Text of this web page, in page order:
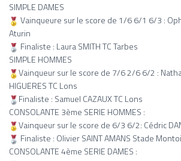
SIMPLE DAMES
Vainqueure sur le score de 1/6 6/1 6/3 :
Aturin
Finaliste : Laura SMITH TC Tarbes
SIMPLE HOMMES
Vainqueur sur le score de 7/6 2/6 6/2 :
HIGUERES TC Lons
Finaliste : Samuel CAZAUX TC Lons
CONSOLANTE 3ème SERIE HOMMES :
Vainqueur sur le score de 6/3 6/2: Cédric
Finaliste : Olivier SAINT AMANS Stade
CONSOLANTE 4ème SERIE DAMES :